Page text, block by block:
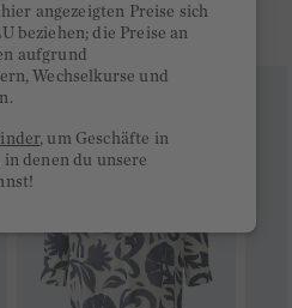
GEFALLEN
angezeigten Preise sich
beziehen; die Preise an
aufgrund
Wechselkurse und
, um Geschäfte in
denen du unsere